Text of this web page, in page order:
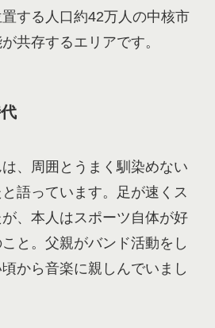
する人口約42万人の中核市
共存するエリアです。
、周囲とうまく馴染めない
語っています。足が速くス
、本人はスポーツ自体が好
と。父親がバンド活動をし
から音楽に親しんでいまし